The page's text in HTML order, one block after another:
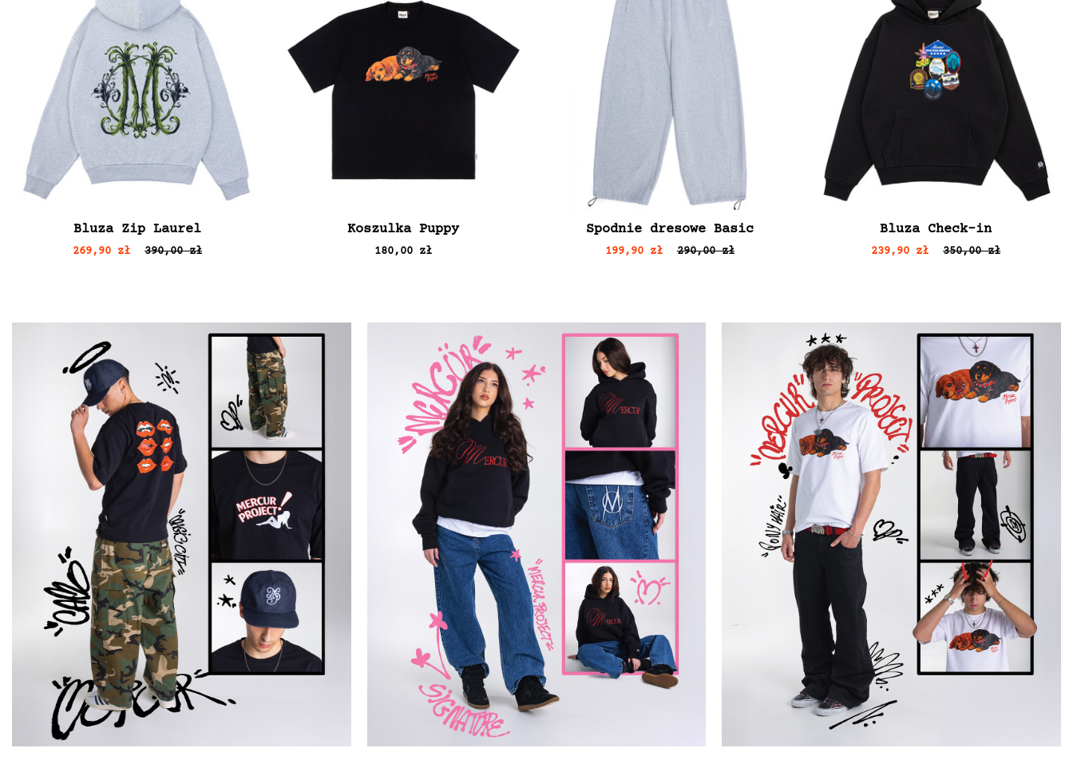
Bluza Zip Laurel
269,90 zł 390,00 zł
Koszulka Puppy
180,00 zł
Spodnie dresowe Basic
199,90 zł 290,00 zł
Bluza Check-in
239,90 zł 350,00 zł
WYŚLIJ